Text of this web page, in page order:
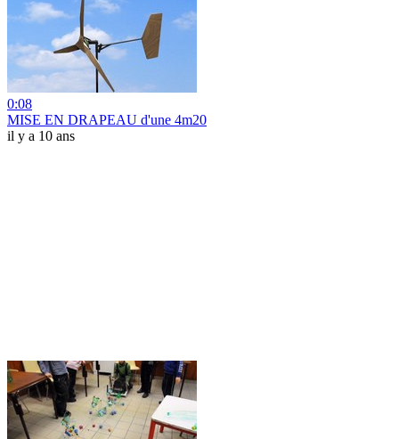
0:08
MISE EN DRAPEAU d'une 4m20
il y a 10 ans